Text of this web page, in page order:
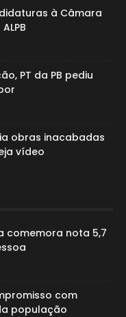
à Câmara
PT da PB pediu
obras inacabadas
vídeo
comemora nota 5,7
com
população